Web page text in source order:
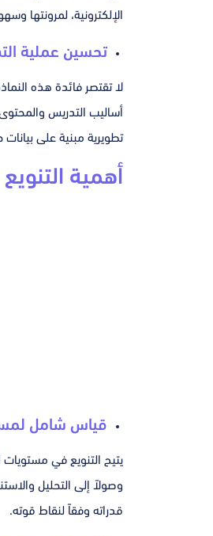
الإلكترونية، لمرونتها
تحسين عملية
لا تقتصر فائدة هذه
أساليب التدريس
تطويرية مبنية على بيانات
أهمية
قياس شامل
يتيح التنويع في مستويات
وصولاً إلى التحليل
قدراته وفقاً لنقاط قوته.